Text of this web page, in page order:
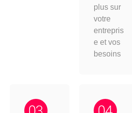
plus sur
votre
entrepris
e et vos
besoins